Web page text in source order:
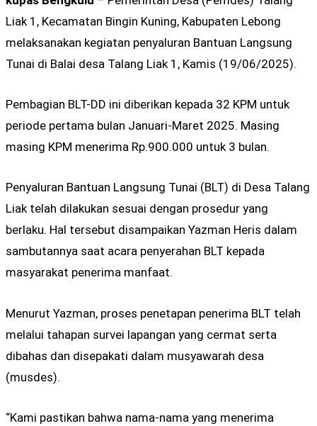
Liak 1, Kecamatan Bingin Kuning, Kabupaten Lebong
melaksanakan kegiatan penyaluran Bantuan Langsung
Tunai di Balai desa Talang Liak 1, Kamis (19/06/2025).
Pembagian BLT-DD ini diberikan kepada 32 KPM untuk
periode pertama bulan Januari-Maret 2025. Masing
masing KPM menerima Rp.900.000 untuk 3 bulan.
Penyaluran Bantuan Langsung Tunai (BLT) di Desa Talang
Liak telah dilakukan sesuai dengan prosedur yang
berlaku. Hal tersebut disampaikan Yazman Heris dalam
sambutannya saat acara penyerahan BLT kepada
masyarakat penerima manfaat.
Menurut Yazman, proses penetapan penerima BLT telah
melalui tahapan survei lapangan yang cermat serta
dibahas dan disepakati dalam musyawarah desa
(musdes).
“Kami pastikan bahwa nama-nama yang menerima